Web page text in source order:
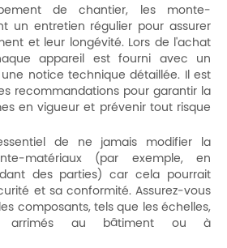
de chantier, les monte-
un entretien régulier pour assurer
et leur longévité. Lors de l'achat
appareil est fourni avec un
notice technique détaillée. Il est
recommandations pour garantir la
en vigueur et prévenir tout risque
de ne jamais modifier la
matériaux (par exemple, en
des parties) car cela pourrait
et sa conformité. Assurez-vous
composants, tels que les échelles,
arrimés au bâtiment ou à